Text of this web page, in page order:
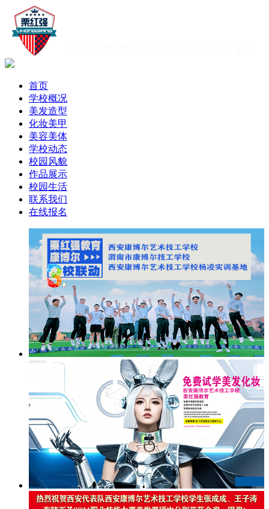
首页
学校概况
美发造型
化妆美甲
美容美体
学校动态
校园风貌
作品展示
校园生活
联系我们
在线报名